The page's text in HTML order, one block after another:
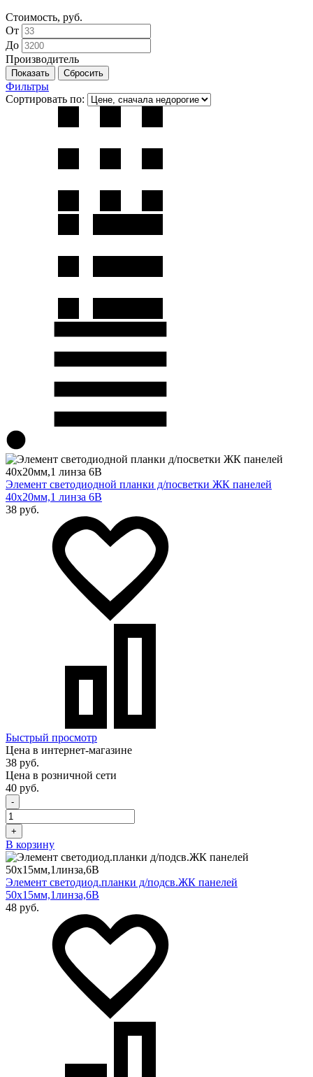
Стоимость, руб.
От
До
Производитель
Фильтры
Сортировать по:
Элемент светодиодной планки д/посветки ЖК панелей
40х20мм,1 линза 6В
38 руб.
Быстрый просмотр
Цена в интернет-магазине
38 руб.
Цена в розничной сети
40 руб.
-
+
В корзину
Элемент светодиод.планки д/подсв.ЖК панелей
50х15мм,1линза,6В
48 руб.